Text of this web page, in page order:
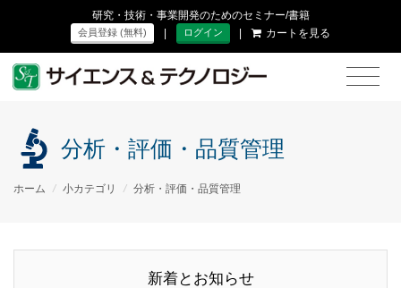
研究・技術・事業開発のためのセミナー/書籍
会員登録 (無料) | ログイン | カートを見る
分析・評価・品質管理
ホーム / 小カテゴリ / 分析・評価・品質管理
新着とお知らせ